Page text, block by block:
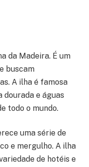
da Madeira. É um
buscam
A ilha é famosa
dourada e águas
todo o mundo.
uma série de
e mergulho. A ilha
de hotéis e